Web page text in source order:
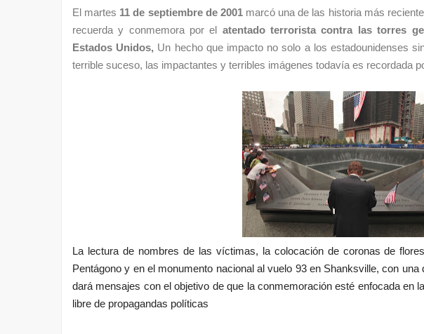
El martes 11 de septiembre de 2001marcó una de las historia más
recuerda y conmemora por el atentado terrorista contra las torres
Estados Unidos, Un hecho que impacto no solo a los estadounidenses
terrible suceso, las impactantes y terribles imágenes todavía es recordada
La lectura de nombres de las víctimas, la colocación de coronas de
Pentágono y en el monumento nacional al vuelo 93 en Shanksville, con
dará mensajes con el objetivo de que la conmemoración esté enfocada
libre de propagandas políticas